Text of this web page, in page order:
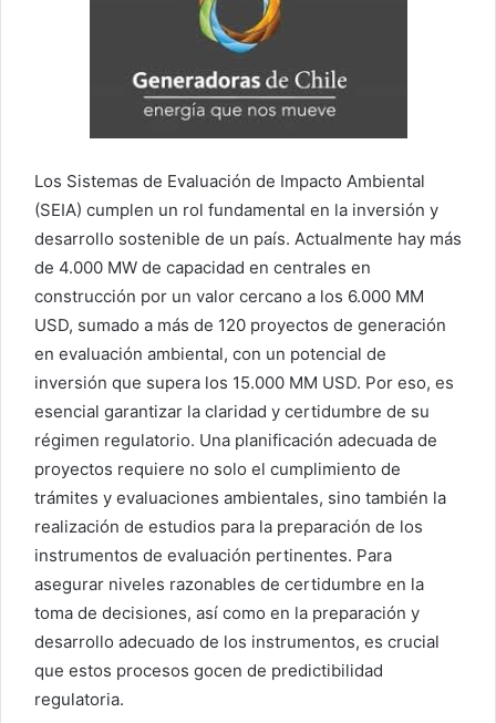
Los Sistemas de Evaluación de Impacto Ambiental
(SEIA) cumplen un rol fundamental en la inversión y
desarrollo sostenible de un país. Actualmente hay más
de 4.000 MW de capacidad en centrales en
construcción por un valor cercano a los 6.000 MM
USD, sumado a más de 120 proyectos de generación
en evaluación ambiental, con un potencial de
inversión que supera los 15.000 MM USD. Por eso, es
esencial garantizar la claridad y certidumbre de su
régimen regulatorio. Una planificación adecuada de
proyectos requiere no solo el cumplimiento de
trámites y evaluaciones ambientales, sino también la
realización de estudios para la preparación de los
instrumentos de evaluación pertinentes. Para
asegurar niveles razonables de certidumbre en la
toma de decisiones, así como en la preparación y
desarrollo adecuado de los instrumentos, es crucial
que estos procesos gocen de predictibilidad
regulatoria.